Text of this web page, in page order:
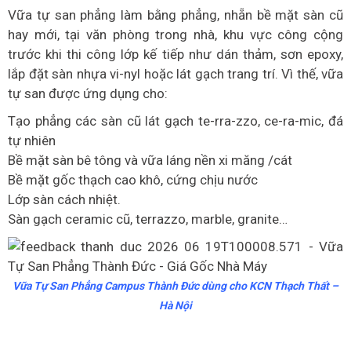
Vữa tự san phẳng làm bằng phẳng, nhẵn bề mặt sàn cũ
hay mới, tại văn phòng trong nhà, khu vực công cộng
trước khi thi công lớp kế tiếp như dán thảm, sơn epoxy,
lắp đặt sàn nhựa vi-nyl hoặc lát gạch trang trí. Vì thế, vữa
tự san được ứng dụng cho:
Tạo phẳng các sàn cũ lát gạch te-rra-zzo, ce-ra-mic, đá
tự nhiên
Bề mặt sàn bê tông và vữa láng nền xi măng /cát
Bề mặt gốc thạch cao khô, cứng chịu nước
Lớp sàn cách nhiệt.
Sàn gạch ceramic cũ, terrazzo, marble, granite…
Vữa Tự San Phẳng Campus Thành Đức dùng cho KCN Thạch Thất –
Hà Nội